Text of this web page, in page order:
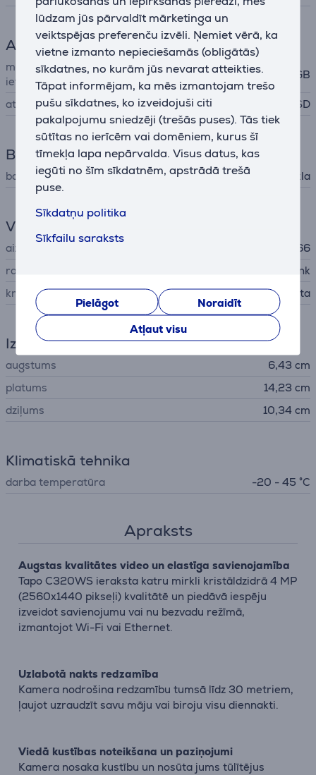
lūdzam jūs pārvaldīt mārketinga un
veiktspējas preferenču izvēli. Ņemiet vērā, ka
vietne izmanto nepieciešamās (obligātās)
sīkdatnes, no kurām jūs nevarat atteikties.
Tāpat informējam, ka mēs izmantojam trešo
pušu sīkdatnes, ko izveidojuši citi
pakalpojumu sniedzēji (trešās puses). Tās tiek
sūtītas no ierīcēm vai domēniem, kurus šī
tīmekļa lapa nepārvalda. Visus datus, kas
iegūti no šīm sīkdatnēm, apstrādā trešā
puse.
Sīkdatņu politika
Sīkfailu saraksts
Pielāgot
Noraidīt
Atļaut visu
Atmiņas karšu atbalsts
maksimālā atmiņas kartes
ietilpība
256 GB
atbalsta atmiņas kartes micro-SD
Barošana
barošana no tīkla
Vispārējais parametrs
aizsardzības līmenis
IP66
ražotājs
TP-Link
krāsa
balta
Izmēri
augstums
6,43 cm
platums
14,23 cm
dziļums
10,34 cm
Klimatiskā tehnika
darba temperatūra -20 - 45 °C
Apraksts
Augstas kvalitātes video un elastīga savienojamība
Tapo C320WS ieraksta katru mirkli kristāldzidrā 4 MP
(2560x1440 pikseļi) kvalitātē un piedāvā iespēju
izveidot savienojumu vai nu bezvadu režīmā,
izmantojot Wi-Fi vai Ethernet.
Uzlabotā nakts redzamība
Kamera nodrošina redzamību tumsā līdz 30 metriem,
ļaujot uzraudzīt savu māju vai biroju visu diennakti.
Viedā kustības noteikšana un paziņojumi
Kamera nosaka kustību un nosūta jums tūlītējus